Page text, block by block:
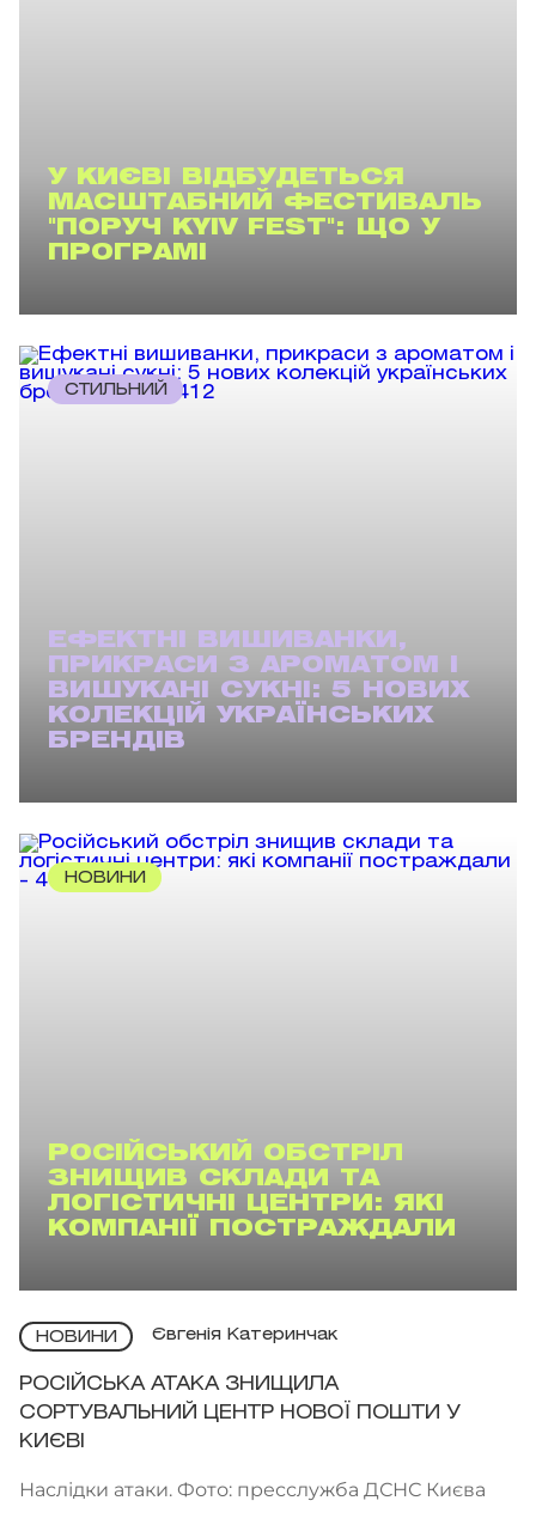
У КИЄВІ ВІДБУДЕТЬСЯ
МАСШТАБНИЙ ФЕСТИВАЛЬ
"ПОРУЧ KYIV FEST": ЩО У
ПРОГРАМІ
СТИЛЬНИЙ
ЕФЕКТНІ ВИШИВАНКИ,
ПРИКРАСИ З АРОМАТОМ І
ВИШУКАНІ СУКНІ: 5 НОВИХ
КОЛЕКЦІЙ УКРАЇНСЬКИХ
БРЕНДІВ
НОВИНИ
РОСІЙСЬКИЙ ОБСТРІЛ
ЗНИЩИВ СКЛАДИ ТА
ЛОГІСТИЧНІ ЦЕНТРИ: ЯКІ
КОМПАНІЇ ПОСТРАЖДАЛИ
НОВИНИ Євгенія Катеринчак
РОСІЙСЬКА АТАКА ЗНИЩИЛА
СОРТУВАЛЬНИЙ ЦЕНТР НОВОЇ ПОШТИ У
КИЄВІ
Наслідки атаки. Фото: пресслужба ДСНС Києва